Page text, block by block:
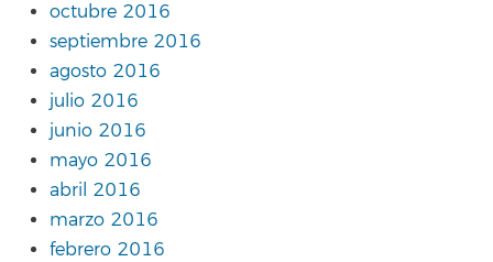
octubre 2016
septiembre 2016
agosto 2016
julio 2016
junio 2016
mayo 2016
abril 2016
marzo 2016
febrero 2016